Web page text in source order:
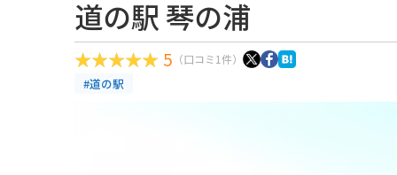
道の駅 琴の浦
5 （口コミ1件）
#道の駅